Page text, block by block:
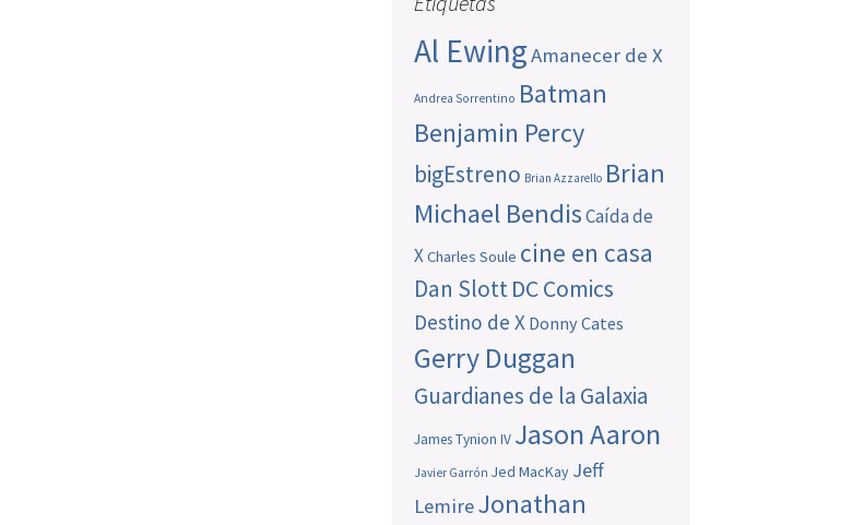
Al EwingAmanecer de X
Andrea Sorrentino Batman
Benjamin Percy
bigEstreno Brian Azzarello Brian
Michael BendisCaída de
XCharles Soule cine en casa
Dan SlottDC Comics
Destino de X Donny Cates
Gerry Duggan
Guardianes de la Galaxia
James Tynion IV Jason Aaron
Javier Garrón Jed MacKay Jeff
LemireJonathan